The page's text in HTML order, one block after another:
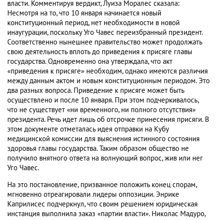
власти. Комментируя вердикт, Луиза Моралес сказала:
Несмотря на то, что 10 января начинается новый
конституционный период, нет необходимости в новой
инаугурации, поскольку Уго Чавес переизбранный президент.
Соответственно нынешнее правительство может продолжать
свою деятельность вплоть до приведения к присяге главы
государства. Одновременно она утверждала, что акт
«приведения к присяге» необходим, однако имеются различия
между данным актом и новым конституционным периодом. Это
два разных вопроса. Приведение к присяге может быть
осуществлено и после 10 января. При этом подчеркивалось,
что не существует «ни временного, ни полного отсутствия»
президента. Речь идет лишь об отсрочке принесения присяги. В
этом документе отметалась идея отправки на Кубу
медицинской комиссии для выяснения истинного состояния
здоровья главы государства. Таким образом общество не
получило внятного ответа на волнующий вопрос, жив или нег
Уго Чавес.
На это постановление, призванное положить конец спорам,
мгновенно отреагировали лидеры оппозиции. Энрике
Каприлисес подчеркнул, что своим решением юридическая
инстанция выполнила заказ «партии власти». Николас Мадуро,